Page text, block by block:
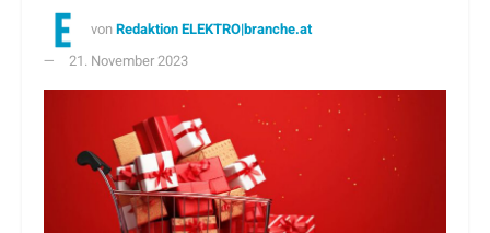
vonRedaktion ELEKTRO|branche.at
21. November 2023